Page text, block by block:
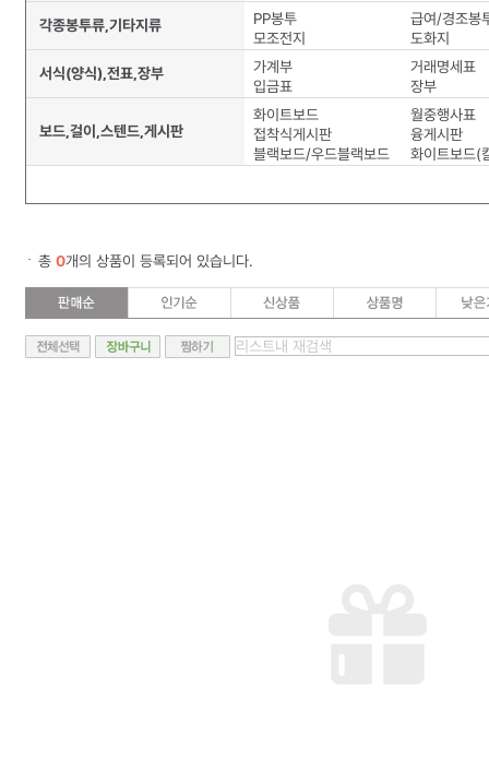
각종봉투류,기타지류
PP봉투
급여/경조봉
모조전지
도화지
서식(양식),전표,장부
가계부
거래명세표
입금표
장부
보드,걸이,스텐드,게시판
화이트보드
월중행사표
접착식게시판
융게시판
블랙보드/우드블랙보드
화이트보드(
총 0개의 상품이 등록되어 있습니다.